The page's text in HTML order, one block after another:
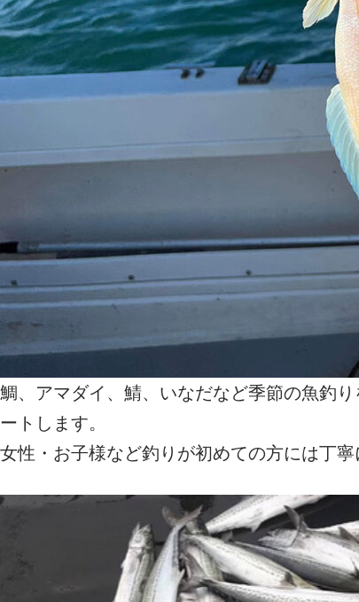
鯛、アマダイ、鯖、いなだなど季節の魚釣
ートします。
女性・お子様など釣りが初めての方には丁